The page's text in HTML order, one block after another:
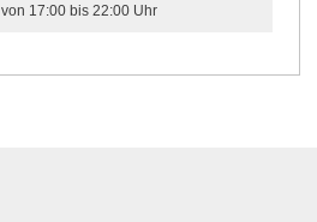
von 17:00 bis 22:00 Uhr